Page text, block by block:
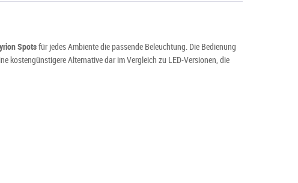
Spotsfür jedes Ambiente die passende Beleuchtung. Die Bedienung
kostengünstigere Alternative dar im Vergleich zu LED-Versionen, die